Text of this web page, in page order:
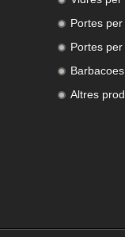
Portes
Portes
Altres